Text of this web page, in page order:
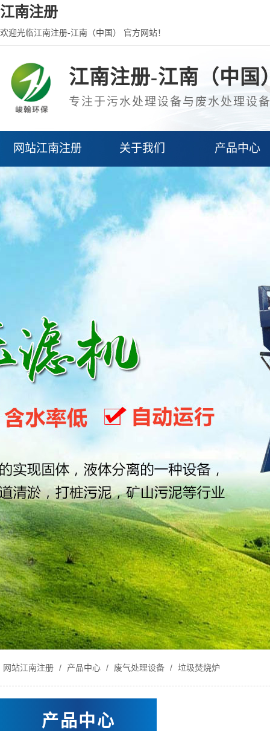
江南注册
欢迎光临江南注册-江南（中国） 官方网站！
江南注册-江南（中国
专注于污水处理设备与废水处理设
网站江南注册 关于我们 产品中心
网站江南注册 / 产品中心 / 废气处理设备 / 垃圾焚烧炉
产品中心